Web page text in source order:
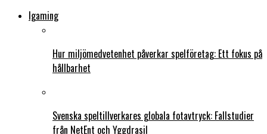
Igaming
Hur miljömedvetenhet påverkar spelföretag: Ett fokus på
hållbarhet
Svenska speltillverkares globala fotavtryck: Fallstudier
från NetEnt och Yggdrasil